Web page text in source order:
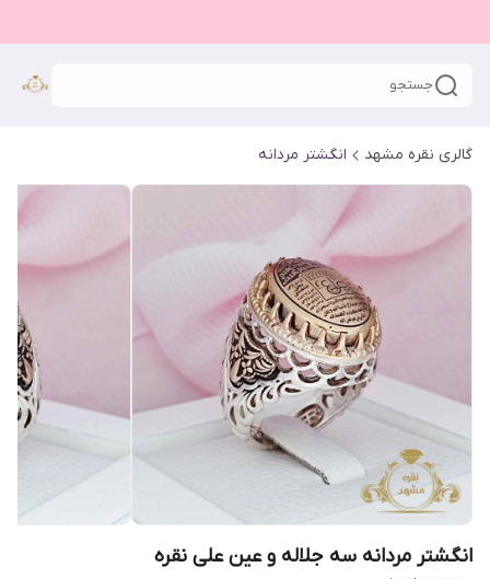
جستجو
گالری نقره مشهد انگشتر مردانه
انگشتر مردانه سه جلاله و عین علی نقره